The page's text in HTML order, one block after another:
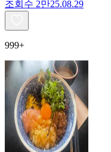
조회수 2만25.08.29
999+